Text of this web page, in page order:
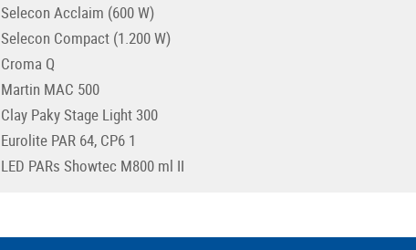
Selecon Acclaim (600 W)
Selecon Compact (1.200 W)
Croma Q
Martin MAC 500
Clay Paky Stage Light 300
Eurolite PAR 64, CP6 1
LED PARs Showtec M800 ml II